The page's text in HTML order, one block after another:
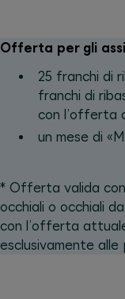
Offerta per gli
25 franchi di
franchi di
con l’offerta
un mese di
* Offerta valida con
occhiali o occhiali
con l’offerta
esclusivamente alle